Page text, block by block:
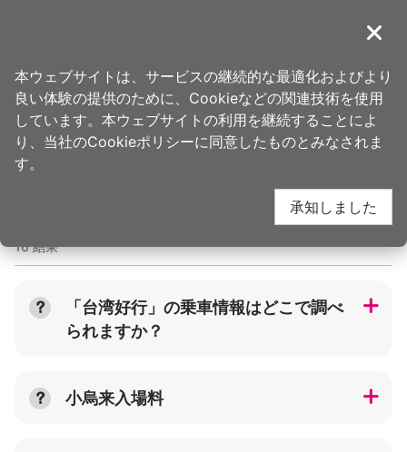
す
導覽
よくある質問
16 結果
「台湾好行」の乗車情報はどこで調べ
られますか？
小烏来入場料
閉じ
本ウェブサイトは、サービスの継続的な最適化およびより
良い体験の提供のために、Cookieなどの関連技術を使用
しています。本ウェブサイトの利用を継続することによ
り、当社のCookieポリシーに同意したものとみなされま
す。
承知しました